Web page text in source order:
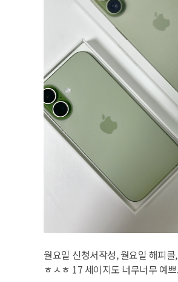
월요일 신청서작성, 월요일 해피
ㅎㅅㅎ 17 세이지도 너무너무 예